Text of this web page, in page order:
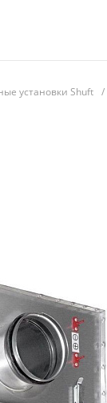
установки Shuft /